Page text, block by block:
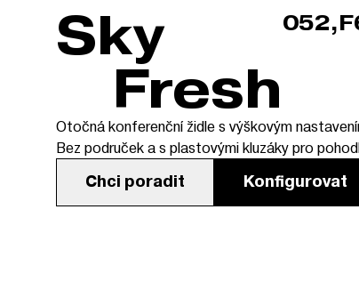
Sky
Fresh
Otočná konferenční židle s výškovým
Bez područek a s plastovými kluzáky pro
Chci poradit Konfigurovat